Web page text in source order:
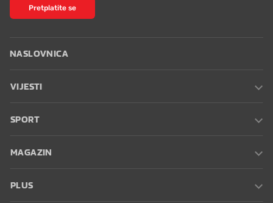
Pretplatite se
NASLOVNICA
VIJESTI
SPORT
MAGAZIN
PLUS